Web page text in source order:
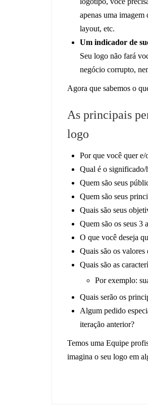
apenas uma
layout, etc.
Um indicador de
Seu logo não fará
negócio corrupto,
Agora que sabemos o
As principais
logo
Por que você quer
Qual é o significado/
Quem são seus
Quem são seus
Quais são seus
Quem são os seus 3
O que você deseja
Quais são os valores
Quais são as
Por exemplo:
Quais serão os
Algum pedido
iteração anterior?
Temos uma Equipe
imagina o seu logo em